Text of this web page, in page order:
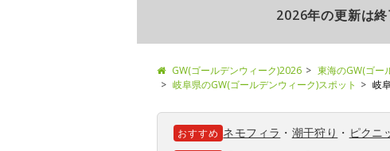
2026年の更新は
GW(ゴールデンウィーク)2026 東海のGW(ゴー
岐阜県のGW(ゴールデンウィーク)スポット
岐
おすすめ ネモフィラ ・ 潮干狩り ・ ピクニ